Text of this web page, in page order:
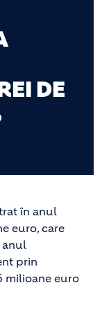
DE
în anul
euro, care
anul
prin
milioane euro